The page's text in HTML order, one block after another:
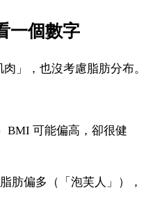
一個數字
」，也沒考慮脂肪分布。
BMI 可能偏高，卻很健
肪偏多（「泡芙人」），